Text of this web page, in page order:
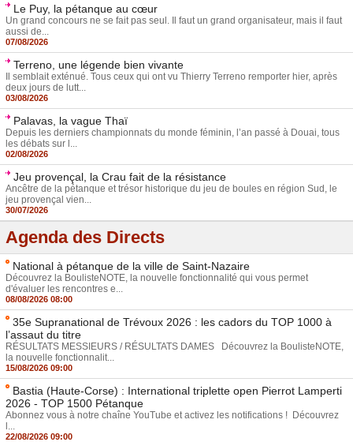
Le Puy, la pétanque au cœur
Un grand concours ne se fait pas seul. Il faut un grand organisateur, mais il faut
aussi de...
07/08/2026
Terreno, une légende bien vivante
Il semblait exténué. Tous ceux qui ont vu Thierry Terreno remporter hier, après
deux jours de lutt...
03/08/2026
Palavas, la vague Thaï
Depuis les derniers championnats du monde féminin, l’an passé à Douai, tous
les débats sur l...
02/08/2026
Jeu provençal, la Crau fait de la résistance
Ancêtre de la pétanque et trésor historique du jeu de boules en région Sud, le
jeu provençal vien...
30/07/2026
Agenda des Directs
National à pétanque de la ville de Saint-Nazaire
Découvrez la BoulisteNOTE, la nouvelle fonctionnalité qui vous permet
d'évaluer les rencontres e...
08/08/2026 08:00
35e Supranational de Trévoux 2026 : les cadors du TOP 1000 à
l’assaut du titre
RÉSULTATS MESSIEURS / RÉSULTATS DAMES Découvrez la BoulisteNOTE,
la nouvelle fonctionnalit...
15/08/2026 09:00
Bastia (Haute-Corse) : International triplette open Pierrot Lamperti
2026 - TOP 1500 Pétanque
Abonnez vous à notre chaîne YouTube et activez les notifications ! Découvrez
l...
22/08/2026 09:00